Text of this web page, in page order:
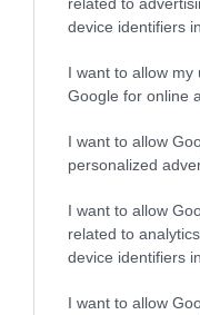
device identifiers
I want to allow
Google for online
I want to allow
personalized
I want to allow
related to
device identifiers
I want to allow
Eltűnnek a